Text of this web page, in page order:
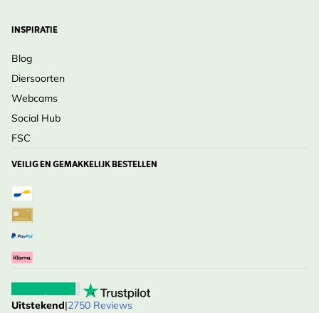
INSPIRATIE
Blog
Diersoorten
Webcams
Social Hub
FSC
VEILIG EN GEMAKKELIJK BESTELLEN
Uitstekend|2750 Reviews